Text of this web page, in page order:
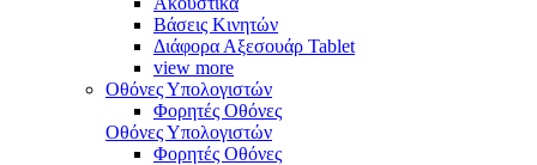
Βάσεις Κινητών
Διάφορα Αξεσουάρ Tablet
view more
Οθόνες Υπολογιστών
Φορητές Οθόνες
Οθόνες Υπολογιστών
Φορητές Οθόνες